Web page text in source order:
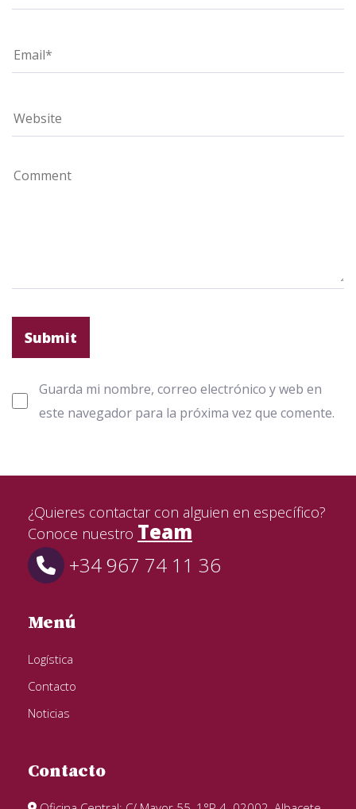
Guarda mi nombre, correo electrónico y web en
este navegador para la próxima vez que comente.
¿Quieres contactar con alguien en específico?
Conoce nuestro Team
+34 967 74 11 36
Menú
Logística
Contacto
Noticias
Contacto